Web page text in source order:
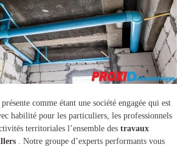
présente comme étant une société engagée qui est
habilité pour les particuliers, les professionnels
territoriales l’ensemble des travaux
. Notre groupe d’experts performants vous